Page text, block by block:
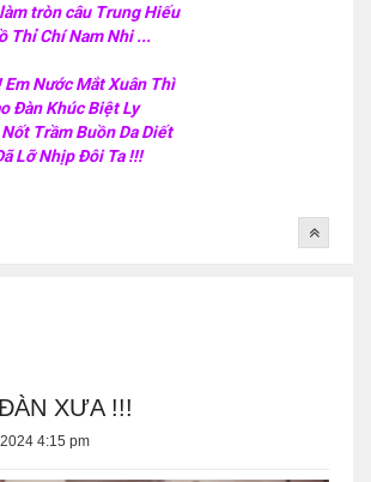
tròn câu Trung Hiếu
Thỉ Chí Nam Nhi ...
Nước Mắt Xuân Thì
Đàn Khúc Biệt Ly
Trầm Buồn Da Diết
Lỡ Nhịp Đôi Ta !!!
XƯA !!!
4:15 pm